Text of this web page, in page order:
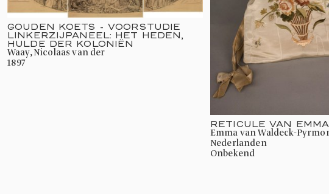
GOUDEN KOETS - VOORSTUDIE
LINKERZIJPANEEL: HET HEDEN,
HULDE DER KOLONIËN
Waay, Nicolaas van der
1897
RETICULE VAN EMMA
Emma van Waldeck-Pyrmont, Koningin der
Nederlanden
onbekend